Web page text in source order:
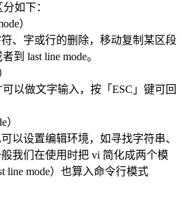
如下：
）
、字或行的删除，移动复制某区段
到 last line mode。
可以做文字输入，按「ESC」键可回
）
以设置编辑环境，如寻找字符串、
我们在使用时把 vi 简化成两个模
line mode）也算入命令行模式